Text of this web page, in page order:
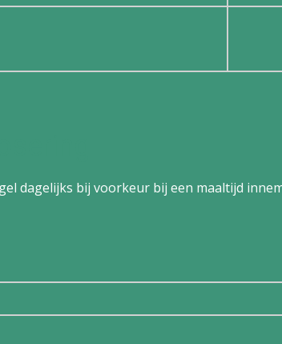
dagelijks bij voorkeur bij een maaltijd